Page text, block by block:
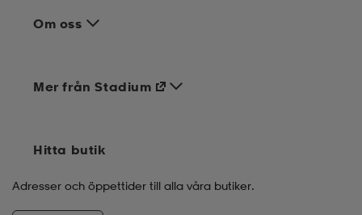
Om oss
Mer från Stadium
Hitta butik
Adresser och öppettider till alla våra butiker.